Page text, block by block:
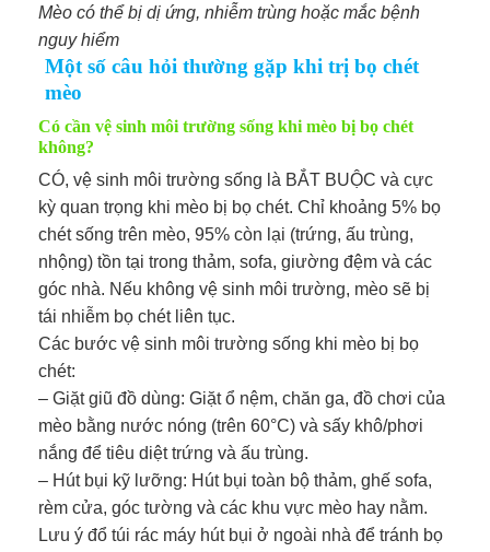
Mèo có thể bị dị ứng, nhiễm trùng hoặc mắc bệnh
nguyhiểm
Một số câu hỏi thường gặp khi trị bọ chét
mèo
Có cần vệ sinh môi trường sống khi mèo bị bọ chét
không?
CÓ, vệ sinh môi trường sống là BẮT BUỘC và cực
kỳ quan trọng khi mèo bị bọ chét. Chỉ khoảng 5% bọ
chét sống trên mèo, 95% còn lại (trứng, ấu trùng,
nhộng) tồn tại trong thảm, sofa, giường đệm và các
góc nhà. Nếu không vệ sinh môi trường, mèo sẽ bị
tái nhiễm bọ chét liên tục.
Các bước vệ sinh môi trường sống khi mèo bị bọ
chét:
– Giặt giũ đồ dùng: Giặt ổ nệm, chăn ga, đồ chơi của
mèo bằng nước nóng (trên 60°C) và sấy khô/phơi
nắng để tiêu diệt trứng và ấu trùng.
– Hút bụi kỹ lưỡng: Hút bụi toàn bộ thảm, ghế sofa,
rèm cửa, góc tường và các khu vực mèo hay nằm.
Lưu ý đổ túi rác máy hút bụi ở ngoài nhà để tránh bọ